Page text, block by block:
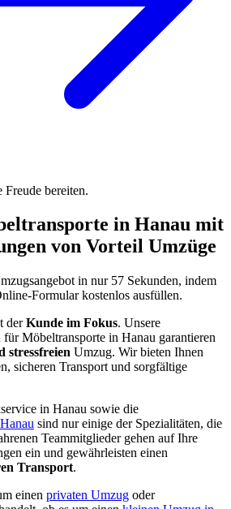
bereiten.
in Hanau mit
von Vorteil Umzüge
in nur 57 Sekunden, indem
Formular kostenlos ausfüllen.
derKunde im Fokus. Unsere
für Möbeltransporte in Hanau garantieren
stressfreien Umzug. Wir bieten Ihnen
sicheren Transport und sorgfältige
in Hanau sowie die
sind nur einige der Spezialitäten, die
Teammitglieder gehen auf Ihre
ein und gewährleisten einen
Transport.
einen privaten Umzug oder